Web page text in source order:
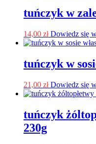
tuńczyk w
14,00 zł Dowiedz się
tuńczyk w
21,00 zł Dowiedz się
tuńczyk
230g